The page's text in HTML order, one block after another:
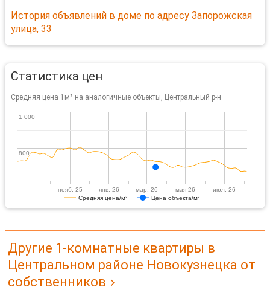
История объявлений в доме по адресу Запорожская
улица, 33
Статистика цен
Средняя цена 1м² на аналогичные объекты, Центральный р-н
Средняя цена/м² Цена объекта/м²
нояб. 25 янв. 26 мар. 26 мая 26 июл. 26
800
800
1 000
1 000
Другие 1-комнатные квартиры в
Центральном районе Новокузнецка от
собственников